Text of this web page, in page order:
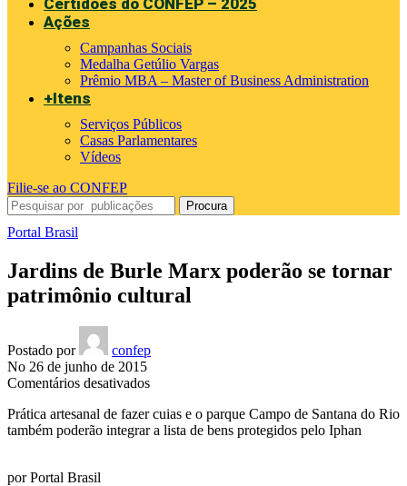
Certidões do CONFEP – 2025
Ações
Campanhas Sociais
Medalha Getúlio Vargas
Prêmio MBA – Master of Business Administration
+Itens
Serviços Públicos
Casas Parlamentares
Vídeos
Filie-se ao CONFEP
Procura
Portal Brasil
Jardins de Burle Marx poderão se tornar
patrimônio cultural
Postado por
confep
No 26 de junho de 2015
Comentários desativadosem
de
Burle
Prática artesanal de fazer cuias e o parque Campo de Santana do Rio
também poderão integrar a lista de bens protegidos pelo Iphan
porPortal Brasil